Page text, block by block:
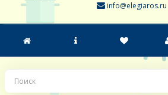
info@elegiaros.ru